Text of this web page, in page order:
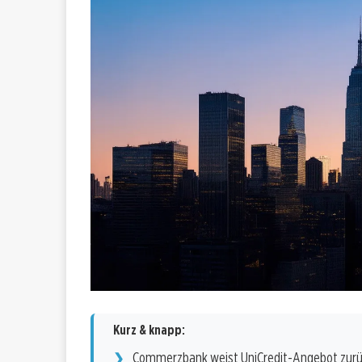
Kurz & knapp:
Commerzbank weist UniCredit-Angebot